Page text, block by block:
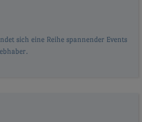
sich eine Reihe spannender Events